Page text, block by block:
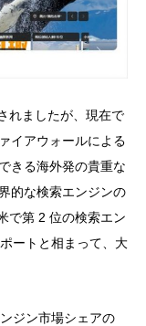
れましたが、現在で
イアウォールによる
きる海外発の貴重な
的な検索エンジンの
で第 2 位の検索エン
ートと相まって、大
ジン市場シェアの